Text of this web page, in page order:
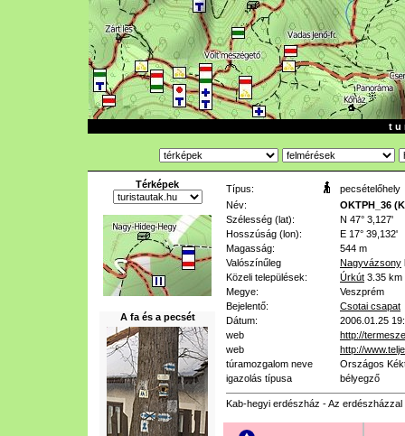
t u
Térképek
A fa és a pecsét
Típus:
pecsételőhely
Név:
OKTPH_36
Szélesség (lat):
N 47° 3,127'
Hosszúság (lon):
E 17° 39,132'
Magasság:
544 m
Valószínűleg
Nagyvázsony
Közeli települések:
Úrkút 3.35 km
Megye:
Veszprém
Bejelentő:
Csotai csapat
Dátum:
2006.01.25
web
http://
web
http://
túramozgalom neve
Országos
igazolás típusa
bélyegző
Kab-hegyi erdészház - Az